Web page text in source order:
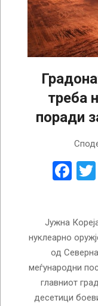
треба
поради
Јужна
нуклеарно
од
меѓународни
главниот
десетици